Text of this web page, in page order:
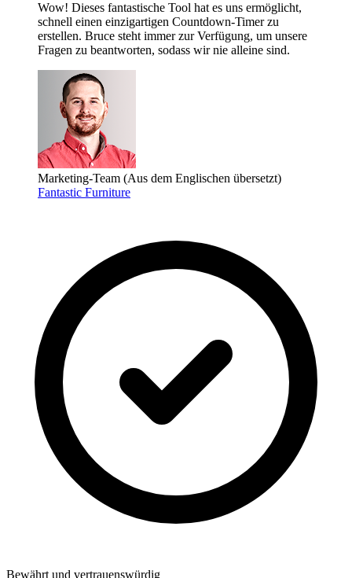
Wow! Dieses fantastische Tool hat es uns ermöglicht,
schnell einen einzigartigen Countdown-Timer zu
erstellen. Bruce steht immer zur Verfügung, um unsere
Fragen zu beantworten, sodass wir nie alleine sind.
Marketing-Team (Aus dem Englischen übersetzt)
Fantastic Furniture
Bewährt und vertrauenswürdig